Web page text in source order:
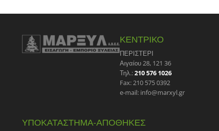
ΚΕΝΤΡΙΚΟ
ΠΕΡΙΣΤΕΡΙ
Αιγαίου 28, 121 36
Τηλ.:210 576 1026
Fax: 210 575 0392
e-mail: info@marxyl.gr
ΥΠΟΚΑΤΑΣΤΗΜΑ-ΑΠΟΘΗΚΕΣ